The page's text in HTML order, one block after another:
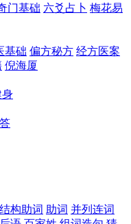
门基础 六爻占卜 梅花易
基础 偏方秘方 经方医案
倪海厦
身
结构助词 助词 并列连词